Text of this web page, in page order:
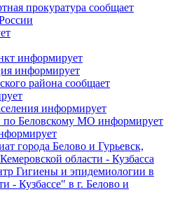
прокуратура сообщает
информирует
информирует
района сообщает
информирует
Беловскому МО информирует
города Белово и Гурьевск,
области - Кузбасса
Гигиены и эпидемиологии в
- Кузбассе" в г. Белово и